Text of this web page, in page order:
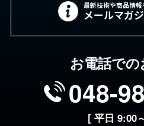
最新技術や商品情
メールマガ
お電話で
048-
[ 平日 9:00